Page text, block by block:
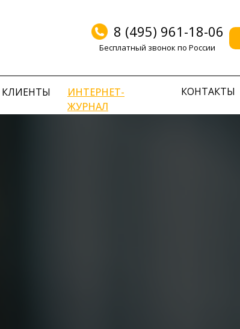
КЛИЕНТЫ
ИНТЕРНЕТ-
ЖУРНАЛ
КОНТАКТЫ
8 (495) 961-18-06
Бесплатный звонок по России